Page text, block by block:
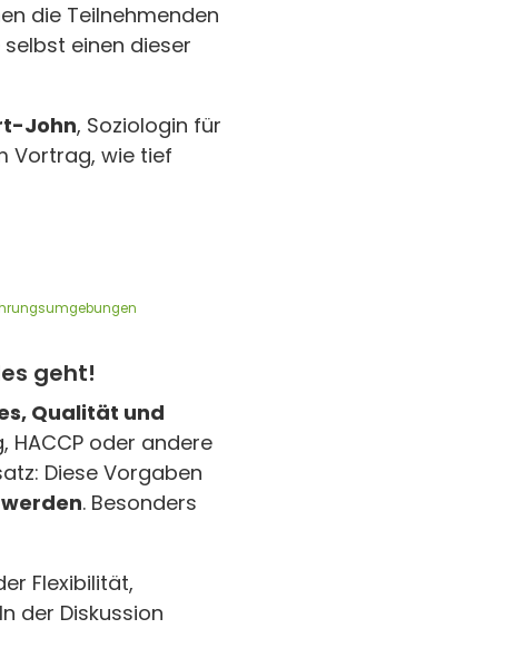
die Teilnehmenden
einen dieser
John, Soziologin für
Vortrag, wie tief
geht!
Qualität und
HACCP oder andere
Diese Vorgaben
. Besonders
Flexibilität,
der Diskussion